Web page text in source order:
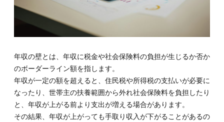
と123
万円
（103
超にな
ると税
金がか
かる
2.2.
2-2.年
収106
年収の壁とは、年収に税金や社会保険料の負担が生じるか否か
のボーダーライン額を指します。
年収が一定の額を超えると、住民税や所得税の支払いが必要に
なったり、世帯主の扶養範囲から外れ社会保険料を負担したり
と、年収が上がる前より支出が増える場合があります。
その結果、年収が上がっても手取り収入が下がることがあるの